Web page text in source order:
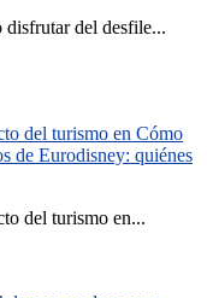
disfrutar del desfile...
del turismo en Cómo
de Eurodisney: quiénes
del turismo en...